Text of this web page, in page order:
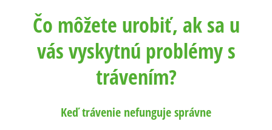
Čo môžete urobiť, ak sa u
vás vyskytnú problémy s
trávením?
Keď trávenie nefunguje správne